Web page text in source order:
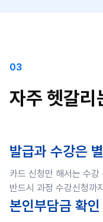
03
자주 헷갈리
발급과 수강은
카드 신청만 해서는 수
반드시 과정 수강신청까
본인부담금 확